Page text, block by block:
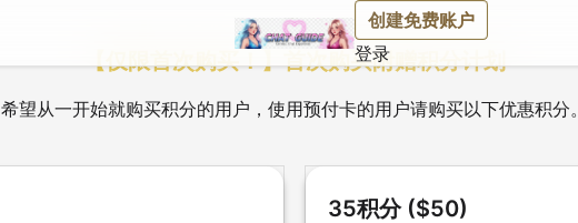
创建免费账户
登录
【仅限首次购买！】首次购买附赠积分计划
希望从一开始就购买积分的用户，使用预付卡的用户请购买以下优惠积分。
35积分 ($50)